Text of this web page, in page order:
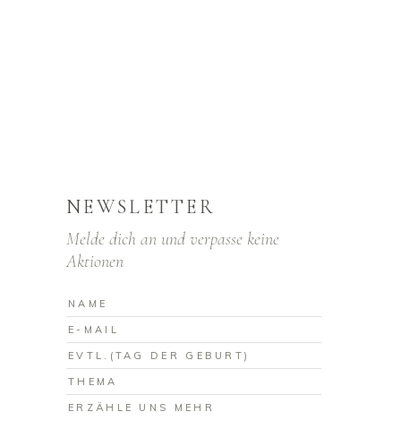
NEWSLETTER
Melde dich an und verpasse keine
Aktionen